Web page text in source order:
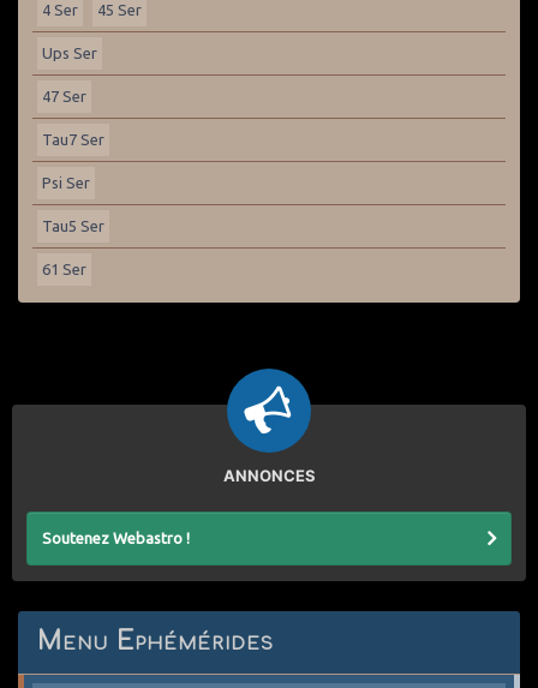
4 Ser 45 Ser
Ups Ser
47 Ser
Tau7 Ser
Psi Ser
Tau5 Ser
61 Ser
ANNONCES
Soutenez Webastro !
Menu Ephémérides